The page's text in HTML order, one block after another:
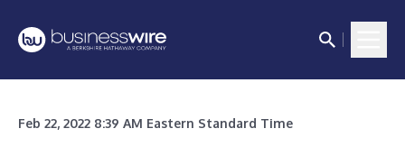
Feb 22, 2022 8:39 AM Eastern Standard Time